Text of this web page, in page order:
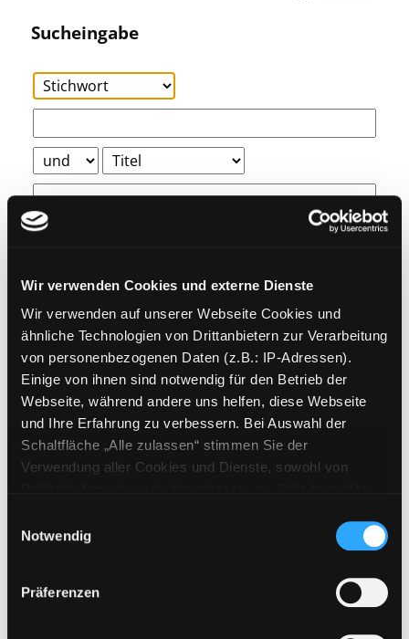
Wir verwenden Cookies und externe Dienste
Wir verwenden auf unserer Webseite Cookies und
ähnliche Technologien von Drittanbietern zur Verarbeitung
von personenbezogenen Daten (z.B.: IP-Adressen).
Einige von ihnen sind notwendig für den Betrieb der
Webseite, während andere uns helfen, diese Webseite
und Ihre Erfahrung zu verbessern. Bei Auswahl der
Schaltfläche „Alle zulassen“ stimmen Sie der
Verwendung aller Cookies und Dienste, sowohl von
Cookies von Drittanbietern, eine Verarbeitung in
unsicheren Drittländern (Länder außerhalb des EWR
ohne adäquates Datenschutzniveau) stattfinden kann. In
diesem Zusammenhang können aktuell Risiken für
Notwendig
Präferenzen
Sucheingabe
Weitere Suchkriterien
Erwerbungen der letzten Tage
Jahr von
Medien anzeigen, die nach dem Jahr veröffentlicht
Jahr bis
Medien anzeigen, die vor dem
E-Medien
Mediengruppe